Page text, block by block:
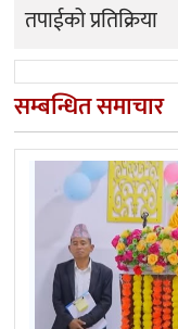
तपाईको प्रतिक्रिया
सम्बन्धित समाचार